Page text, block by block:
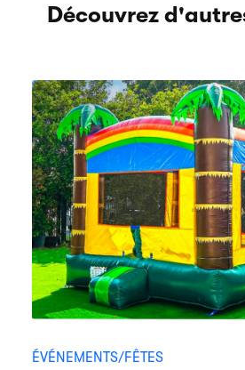
Découvrez
ÉVÉNEMENTS/FÊTES